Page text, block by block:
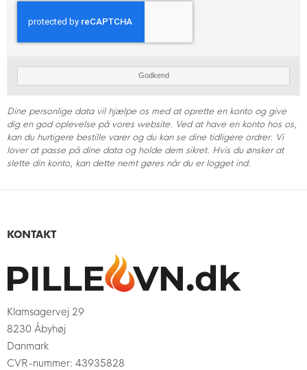
Godkend
Dine personlige data vil hjælpe os med at oprette en konto og give
dig en god oplevelse på vores website. Ved at have en konto hos os,
kan du hurtigere bestille varer og du kan se dine tidligere ordrer. Vi
lover at passe på dine data og holde dem sikret. Hvis du ønsker at
slette din konto, kan dette nemt gøres når du er logget ind.
KONTAKT
Klamsagervej 29
8230 Åbyhøj
Danmark
CVR-nummer: 43935828